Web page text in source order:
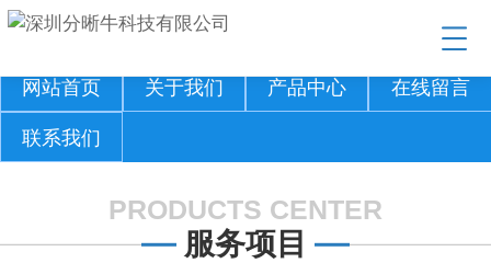
网站首页 关于我们 产品中心 在线留言
联系我们
PRODUCTS CENTER
服务项目